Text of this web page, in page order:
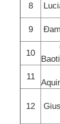
8
9
10
11
12